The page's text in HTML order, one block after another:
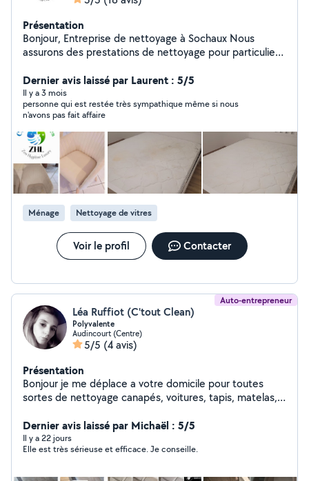
Présentation
Bonjour, Entreprise de nettoyage à Sochaux Nous
assurons des prestations de nettoyage pour particuliers
Forts de 20 années d'expérience dans le secteur de la
restauration avec des exigences strictes en matière
d'hygiène, nous avons suivi plusieurs formations
spécialisées en propreté, hygiène et sécurité. Nous
garantissons un travail soigné et rigoureux. Vous
trouverez ci-dessous la liste des prestations que nous
proposons : - Nettoyage canapés toutes dimensions -
Nettoyage fauteuils - Nettoyage literies toutes
dimensions - Nettoyage de vos sols
(carrelage,parquets,résine...) - Nettoyage en
profondeur de tous vos électroménagers - Nettoyage
de vos vitres et baies vitrées - Nettoyage maison ou
appartement complet ( également fin de travaux) -
Nettoyage sièges, moquettes et tapis voitures,et bien
pour répondre à toutes vos demandes et
interrogations. N'hésitez plus. Cordialement
Dernier avis laissé par Laurent : 5/5
Il y a 3 mois
personne qui est restée très sympathique même si nous
n'avons pas fait affaire
Ménage Nettoyage de vitres
Voir le profil Contacter
Auto-entrepreneur
Léa Ruffiot (C'tout Clean)
Polyvalente
Audincourt (Centre)
5/5 (4 avis)
Présentation
Bonjour je me déplace a votre domicile pour toutes
sortes de nettoyage canapés, voitures, tapis, matelas,
demande Situé a audincourt je me déplace sur un
périmètre de 1 h max Équipement de nettoyage
professionnel je dispose aussi d'un camion si besoin N
Dernier avis laissé par Michaël : 5/5
Il y a 22 jours
Elle est très sérieuse et efficace. Je conseille.